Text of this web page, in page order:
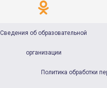
Сведения об образовательной
организации
Политика обработки